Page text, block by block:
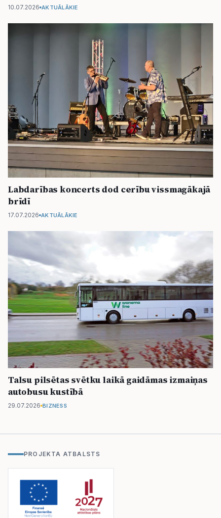
10.07.2026 AKTUĀLĀKIE
Labdarības koncerts dod cerību vissmagākajā
brīdī
17.07.2026 AKTUĀLĀKIE
Talsu pilsētas svētku laikā gaidāmas izmaiņas
autobusu kustībā
29.07.2026 BIZNESS
PROJEKTA ATBALSTS